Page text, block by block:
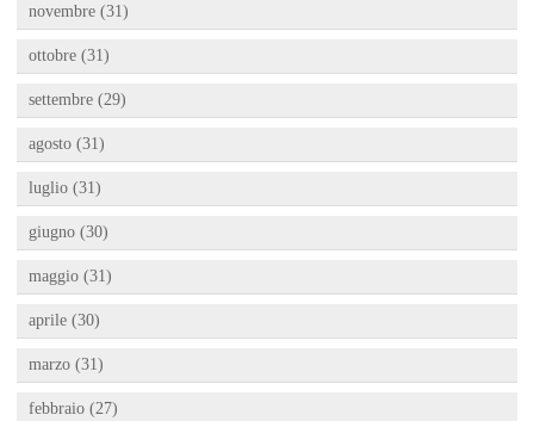
novembre (31)
ottobre (31)
settembre (29)
agosto (31)
luglio (31)
giugno (30)
maggio (31)
aprile (30)
marzo (31)
febbraio (27)